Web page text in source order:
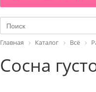
Главная Каталог Всё
Сосна